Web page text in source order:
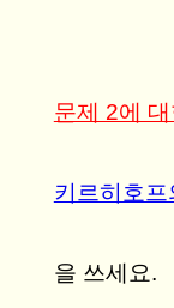
문제 2에
키르히호프
을 쓰세요.